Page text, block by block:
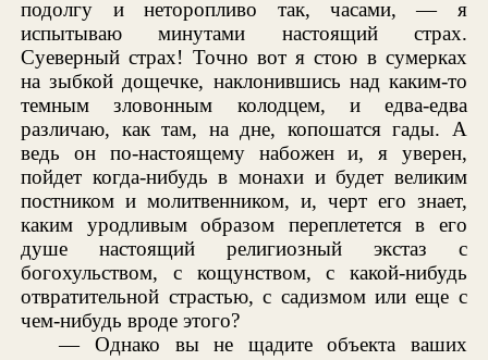
подолгу и неторопливо так, часами, — я
испытываю минутами настоящий страх.
Суеверный страх! Точно вот я стою в сумерках
на зыбкой дощечке, наклонившись над каким-то
темным зловонным колодцем, и едва-едва
различаю, как там, на дне, копошатся гады. А
ведь он по-настоящему набожен и, я уверен,
пойдет когда-нибудь в монахи и будет великим
постником и молитвенником, и, черт его знает,
каким уродливым образом переплетется в его
душе настоящий религиозный экстаз с
богохульством, с кощунством, с какой-нибудь
отвратительной страстью, с садизмом или еще с
чем-нибудь вроде этого?
— Однако вы не щадите объекта ваших